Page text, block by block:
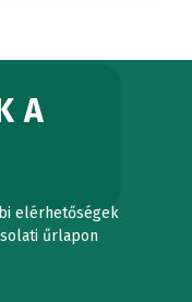
A
elérhetőségek
űrlapon